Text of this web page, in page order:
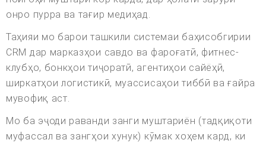
онро пурра ва тағир медиҳад.
Таҳияи мо барои ташкили системаи баҳисобгирии
CRM дар марказҳои савдо ва фароғатӣ, фитнес-
клубҳо, бонкҳои тиҷоратӣ, агентиҳои сайёҳӣ,
ширкатҳои логистикӣ, муассисаҳои тиббӣ ва ғайра
мувофиқ аст.
Мо ба эҷоди раванди занги муштариён (тадқиқоти
муфассал ва зангҳои хунук) кӯмак хоҳем кард, ки